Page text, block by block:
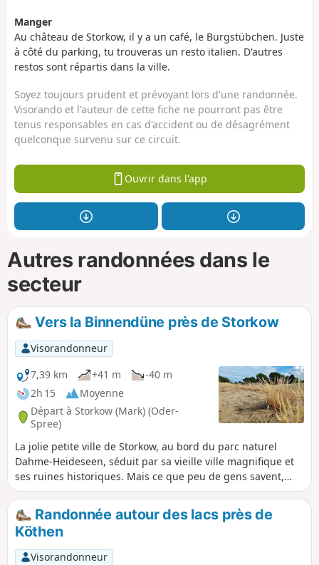
Manger
Au château de Storkow, il y a un café, le Burgstübchen. Juste
à côté du parking, tu trouveras un resto italien. D'autres
restos sont répartis dans la ville.
Soyez toujours prudent et prévoyant lors d'une randonnée.
Visorando et l'auteur de cette fiche ne pourront pas être
tenus responsables en cas d'accident ou de désagrément
quelconque survenu sur ce circuit.
Ouvrir dans l'app
Autres randonnées dans le
secteur
Vers la Binnendüne près de Storkow
Visorandonneur
7,39 km
+41 m
-40 m
2h 15
Moyenne
Départ à Storkow (Mark) (Oder-
Spree)
La jolie petite ville de Storkow, au bord du parc naturel
Dahme-Heideseen, séduit par sa vieille ville magnifique et
ses ruines historiques. Mais ce que peu de gens savent,
c'est que la colline au nord du lac Storkower See est formée
par une dune de sable de 32 mètres de haut, ce qui est très
rare à l'intérieur des terres. Tout autour, un magnifique
paysage de lacs, de forêts et de landes cachées.
Randonnée autour des lacs près de
Köthen
Visorandonneur